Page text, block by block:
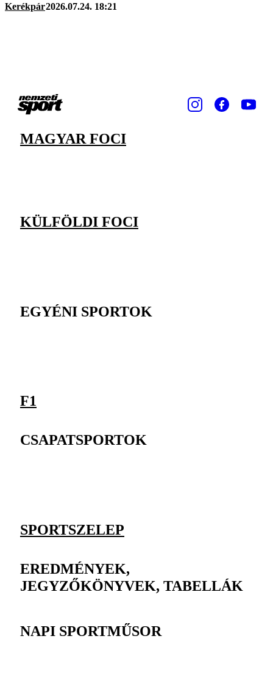
Kerékpár2026.07.24. 18:21
MAGYAR FOCI
KÜLFÖLDI FOCI
EGYÉNI SPORTOK
F1
CSAPATSPORTOK
SPORTSZELEP
EREDMÉNYEK,
JEGYZŐKÖNYVEK, TABELLÁK
NAPI SPORTMŰSOR